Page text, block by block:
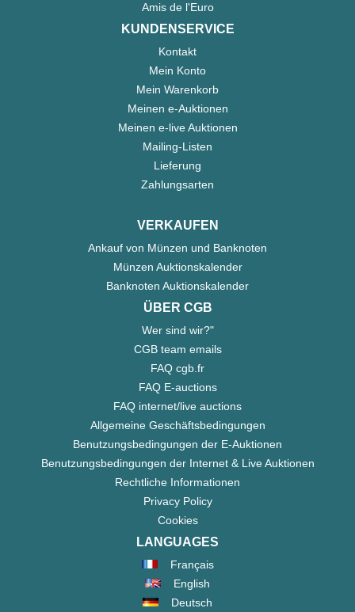
Amis de l'Euro
KUNDENSERVICE
Kontakt
Mein Konto
Mein Warenkorb
Meinen e-Auktionen
Meinen e-live Auktionen
Mailing-Listen
Lieferung
Zahlungsarten
VERKAUFEN
Ankauf von Münzen und Banknoten
Münzen Auktionskalender
Banknoten Auktionskalender
ÜBER CGB
Wer sind wir?"
CGB team emails
FAQ cgb.fr
FAQ E-auctions
FAQ internet/live auctions
Allgemeine Geschäftsbedingungen
Benutzungsbedingungen der E-Auktionen
Benutzungsbedingungen der Internet & Live Auktionen
Rechtliche Informationen
Privacy Policy
Cookies
LANGUAGES
Français
English
Deutsch